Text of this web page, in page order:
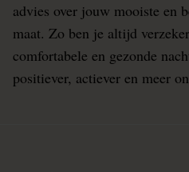
advies over jouw mooiste en
maat. Zo ben je altijd
comfortabele en gezonde
positiever, actiever en meer